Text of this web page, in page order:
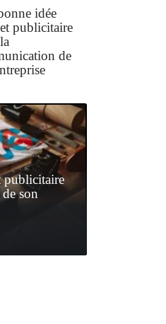
idée
publicitaire
de
publicitaire
son